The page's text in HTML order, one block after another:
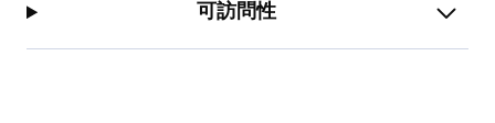
可訪問性